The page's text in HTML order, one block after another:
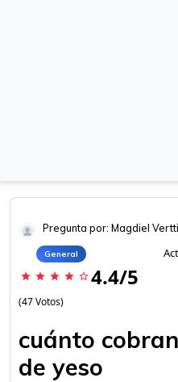
Pregunta por: Magdiel Vertti
General
star star star star star_border 4.4/5
(47 Votos)
cuánto
de yeso